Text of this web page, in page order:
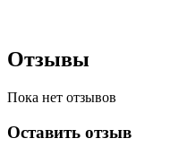
Отзывы
Пока нет отзывов
Оставить отзыв